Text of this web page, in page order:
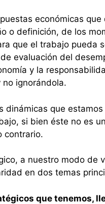
económicas
o definición, de los
que el trabajo pueda
evaluación del
y la
ignorándola.
que
si bien éste no es
contrario.
a nuestro modo de
en dos temas
que tenemos,